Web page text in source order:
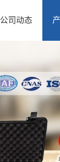
公司动态